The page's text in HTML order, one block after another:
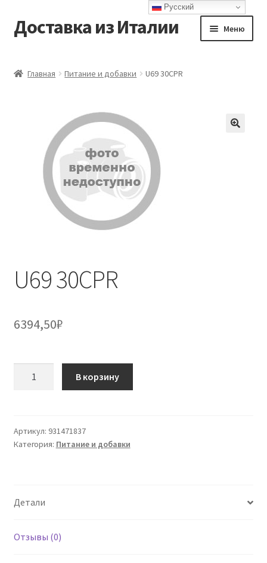
Перейти
к
Перейти
к
Доставка из Италии Меню
Корзина
Мой аккаунт
Оформление заказа
Главная Питание и добавки U69 30CPR
U69 30CPR
6394,50₽
В корзину
Артикул: 931471837
Категория: Питание и добавки
Детали
Отзывы (0)
Русский